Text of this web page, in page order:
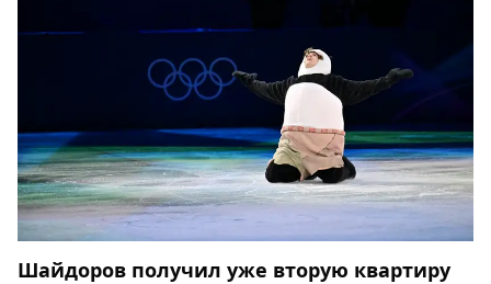
Шайдоров получил уже вторую квартиру